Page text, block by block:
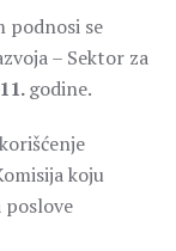
podnosi se
– Sektor za
godine.
koju
poslove